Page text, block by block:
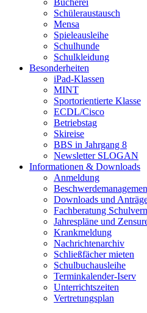
Bücherei
Schüleraustausch
Mensa
Spieleausleihe
Schulhunde
Schulkleidung
Besonderheiten
iPad-Klassen
MINT
Sportorientierte Klasse
ECDL/Cisco
Betriebstag
Skireise
BBS in Jahrgang 8
Newsletter SLOGAN
Informationen & Downloads
Anmeldung
Downloads und
Fachberatung
Jahrespläne und
Krankmeldung
Nachrichtenarchiv
Schließfächer mieten
Schulbuchausleihe
Terminkalender-Iserv
Unterrichtszeiten
Vertretungsplan